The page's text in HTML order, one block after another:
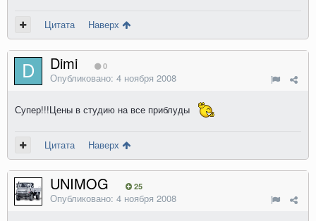
Цитата Наверх
Dimi 0
Опубликовано: 4 ноября 2008
Супер!!!Цены в студию на все приблуды
Цитата Наверх
UNIMOG 25
Опубликовано: 4 ноября 2008